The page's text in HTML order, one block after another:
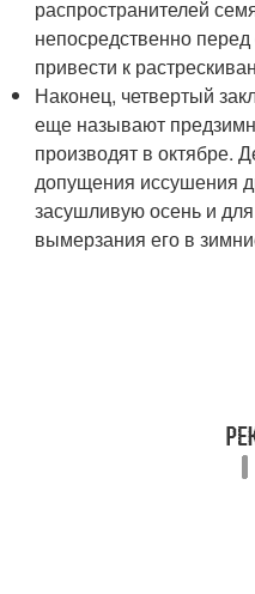
распространителей
непосредственно
привести к
Наконец, четвертый
еще называют
производят в октябре.
допущения иссушения
засушливую осень и
вымерзания его в